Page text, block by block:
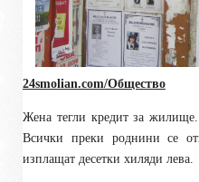
24smolian.com/Общество
Жена тегли кредит за
Всички преки роднини се
изплащат десетки хиляди лева.